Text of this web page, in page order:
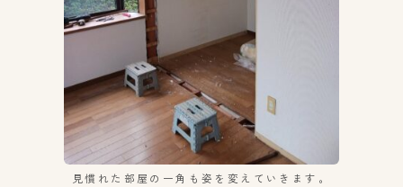
見慣れた部屋の一角も姿を変えていきます。